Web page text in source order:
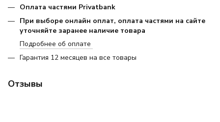
Оплата частями Privatbank
При выборе онлайн оплат, оплата частями на сайте
уточняйте заранее наличие товара
Подробнее об оплате
Гарантия 12 месяцев на все товары
Отзывы